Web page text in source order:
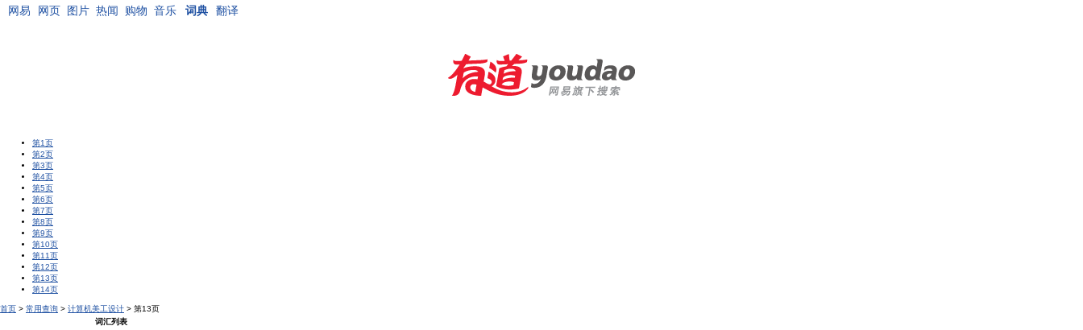
网易 网页 图片 热闻 购物 音乐 词典 翻译
第1页
第2页
第3页
第4页
第5页
第6页
第7页
第8页
第9页
第10页
第11页
第12页
第13页
第14页
首页 > 常用查询 > 计算机美工设计 > 第13页
词汇列表